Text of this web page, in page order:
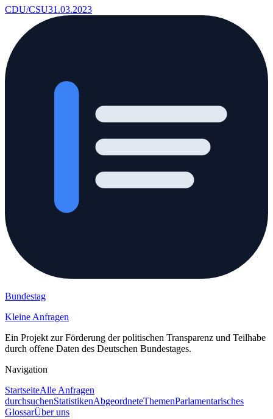
CDU/CSU31.03.2023
Bundestag
Kleine Anfragen
Ein Projekt zur Förderung der politischen Transparenz und Teilhabe
durch offene Daten des Deutschen Bundestages.
Navigation
StartseiteAlle Anfragen
durchsuchenStatistikenAbgeordneteThemenParlamentarisches
GlossarÜber uns